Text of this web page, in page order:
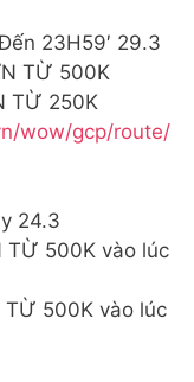
23H59′ 29.3
TỪ 500K
TỪ 250K
wow/gcp/route/
24.3
TỪ 500K vào lúc
TỪ 500K vào lúc